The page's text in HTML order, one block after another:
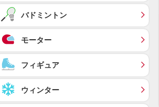
バドミントン
モーター
フィギュア
ウィンター